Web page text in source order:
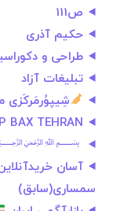
ص111
حکیم آذری
طراحی و
تبلیغات آزاد
شِیپوُرمَرکَزی
BAX TEHRAN
آسان
سمساری(سابق)